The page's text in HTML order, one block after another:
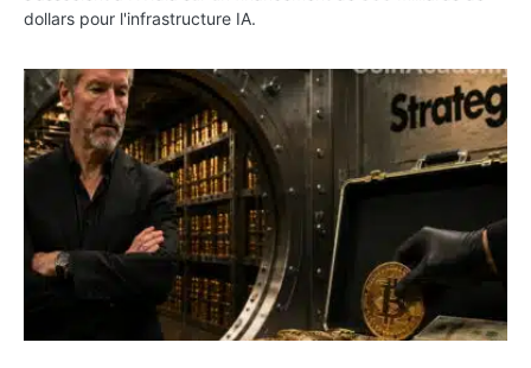
dollars pour l'infrastructure IA.
Strategy vend encore 1 690 bitcoins et porte sa